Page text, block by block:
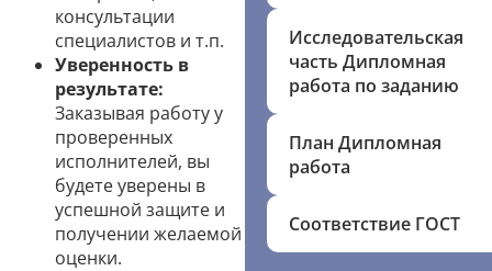
консультации
специалистов и т.п.
Уверенность в
результате:
Заказывая работу у
проверенных
исполнителей, вы
будете уверены в
успешной защите и
получении желаемой
оценки.
Исследовательская
часть Дипломная
работа по заданию
План Дипломная
работа
Соответствие ГОСТ